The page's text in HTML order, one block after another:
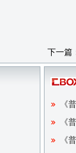
下一篇
《
《
《